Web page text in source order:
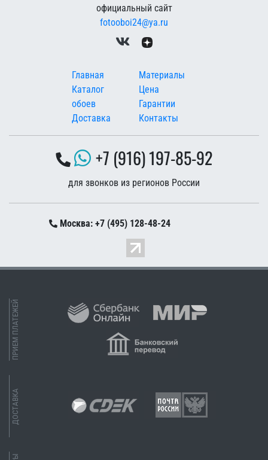
официальный сайт
fotooboi24@ya.ru
Меню в подвале
Главная
Каталог
обоев
Доставка
Материалы
Цена
Гарантии
Контакты
+7 (916) 197-85-92
для звонков из регионов России
Москва: +7 (495) 128-48-24
ПРИЕМ ПЛАТЕЖЕЙ
ДОСТАВКА